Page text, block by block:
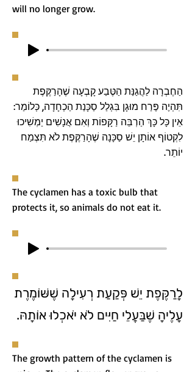
will no longer grow.
הַחֶבְרָה לַהֲגַנַּת הַטֶּבַע קָבְעָה שֶׁהָרַקֶּפֶת
תִּהְיֶה פֶּרַח מוּגָן בִּגְלַל סַכָּנַת הַכְחָדָה, כְּלוֹמַר:
אֵין כָּל כָּךְ הַרְבֵּה רַקָּפוֹת וְאִם אֲנָשִׁים יַמְשִׁיכוּ
לִקְטוֹף אוֹתָן יֵשׁ סַכָּנָה שֶׁהָרַקֶּפֶת לֹא תִּצְמַח
יוֹתֵר.
The cyclamen has a toxic bulb that
protects it, so animals do not eat it.
לָרַקֶּפֶת יֵשׁ פְּקַעַת רְעִילָה שֶׁשּׁוֹמֶרֶת
עָלֶיהָ שֶׁבַּעֲלֵי חַיִּים לֹא יֹאכְלוּ אוֹתָהּ.
The growth pattern of the cyclamen is